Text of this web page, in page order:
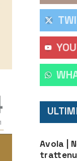
Avola |